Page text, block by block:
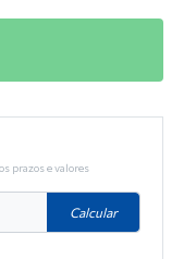
prazos e valores
Calcular